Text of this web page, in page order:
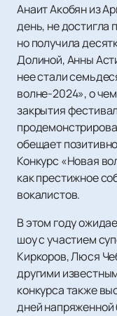
Анаит Акобян из
день, не достигла
но получила
Долиной, Анны
нее стали
волне-2024», о
закрытия
обещает
Конкурс «Новая
как престижное
вокалистов.
В этом году
шоу с участием
Киркоров, Люся
другими
конкурса также
дней напряженной